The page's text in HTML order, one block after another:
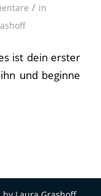
/ in
ist dein erster
und beginne